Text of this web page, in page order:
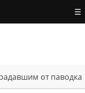
☰
для движения